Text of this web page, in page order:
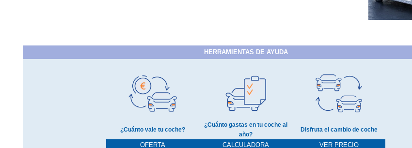
HERRAMIENTAS DE AYUDA
¿Cuánto gastas en tu coche al
año?